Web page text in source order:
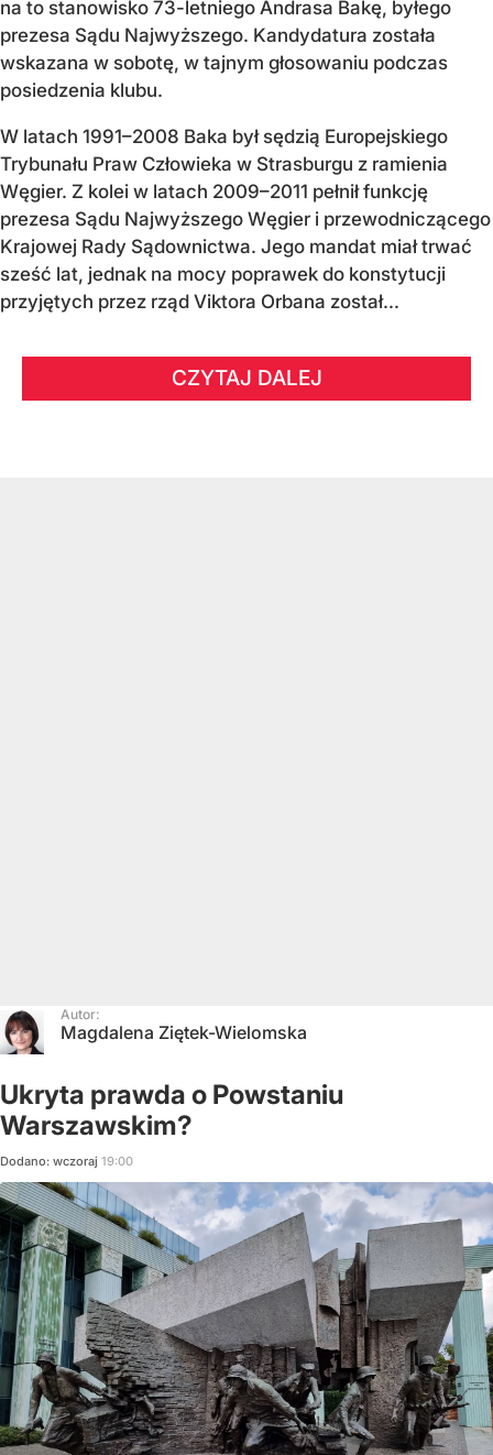
na to stanowisko 73-letniego Andrasa Bakę, byłego
prezesa Sądu Najwyższego. Kandydatura została
wskazana w sobotę, w tajnym głosowaniu podczas
posiedzenia klubu.
W latach 1991–2008 Baka był sędzią Europejskiego
Trybunału Praw Człowieka w Strasburgu z ramienia
Węgier. Z kolei w latach 2009–2011 pełnił funkcję
prezesa Sądu Najwyższego Węgier i przewodniczącego
Krajowej Rady Sądownictwa. Jego mandat miał trwać
sześć lat, jednak na mocy poprawek do konstytucji
przyjętych przez rząd Viktora Orbana został...
CZYTAJ DALEJ
Autor:
Magdalena Ziętek-Wielomska
Ukryta prawda o Powstaniu
Warszawskim?
Dodano: wczoraj 19:00